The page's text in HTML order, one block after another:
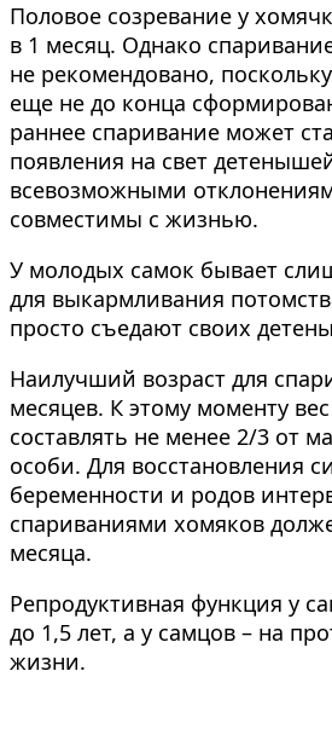
Половое созревание у
в 1 месяц. Однако
не рекомендовано,
еще не до конца
раннее спаривание может
появления на свет
всевозможными
совместимы с жизнью.
У молодых самок бывает
для выкармливания
просто съедают своих
Наилучший возраст для
месяцев. К этому моменту
составлять не менее 2/3 от
особи. Для восстановления
беременности и родов
спариваниями хомяков
месяца.
Репродуктивная функция у
до 1,5 лет, а у самцов – на
жизни.